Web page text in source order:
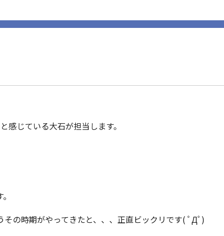
感じている大石が担当します。
の時期がやってきたと、、、正直ビックリです( ﾟДﾟ)